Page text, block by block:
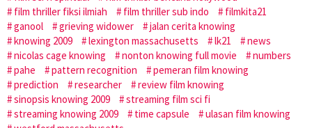
film thriller fiksi ilmiah
film thriller sub indo
filmkita21
ganool
grieving widower
jalan cerita knowing
knowing 2009
lexington massachusetts lk21
news
nicolas cage knowing
nonton knowing full movie
numbers
pahe
pattern recognition
pemeran film knowing
prediction
researcher
review film knowing
sinopsis knowing 2009
streaming film sci fi
streaming knowing 2009
time capsule
ulasan film knowing